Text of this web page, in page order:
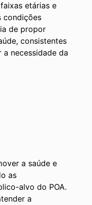
etárias e
condições
de propor
consistentes
a necessidade da
a saúde e
as
alvo do POA.
a